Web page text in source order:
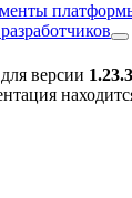
версии 1.23.3